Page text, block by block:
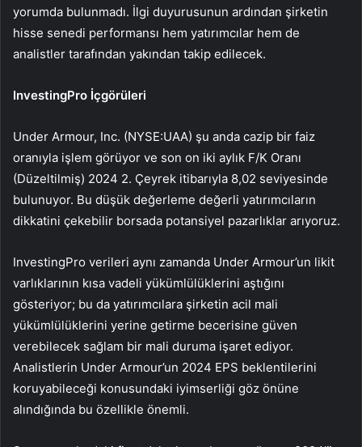
yorumda bulunmadı. İlgi duyurusunun ardından şirketin
hisse senedi performansı hem yatırımcılar hem de
analistler tarafından yakından takip edilecek.
InvestingPro İçgörüleri
Under Armour, Inc. (NYSE:UAA) şu anda cazip bir faiz
oranıyla işlem görüyor ve son on iki aylık F/K Oranı
(Düzeltilmiş) 2024 2. Çeyrek itibarıyla 8,02 seviyesinde
bulunuyor. Bu düşük değerleme değerli yatırımcıların
dikkatini çekebilir borsada potansiyel pazarlıklar arıyoruz.
InvestingPro verileri aynı zamanda Under Armour’un likit
varlıklarının kısa vadeli yükümlülüklerini aştığını
gösteriyor; bu da yatırımcılara şirketin acil mali
yükümlülüklerini yerine getirme becerisine güven
verebilecek sağlam bir mali duruma işaret ediyor.
Analistlerin Under Armour’un 2024 EPS beklentilerini
koruyabileceği konusundaki iyimserliği göz önüne
alındığında bu özellikle önemli.